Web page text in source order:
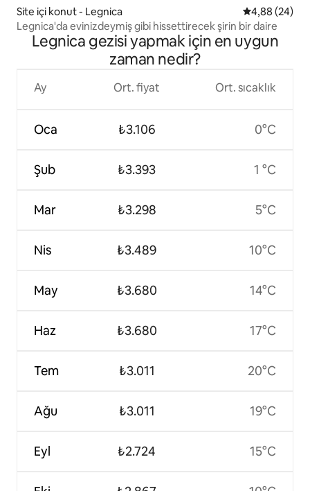
Site içi konut - Legnica 5 üzerinden
4,88 (24)
Legnica'da evinizdeymiş gibi hissettirecek şirin bir daire
Legnica gezisi yapmak için en uygun
zaman nedir?
Ay
Oca
Şub
Mar
Nis
May
Haz
Tem
Ağu
Eyl
Ort. fiyat
₺3.106
₺3.393
₺3.298
₺3.489
₺3.680
₺3.680
₺3.011
₺3.011
₺2.724
Ort. sıcaklık
0°C
1 °C
5°C
10°C
14°C
17°C
20°C
19°C
15°C